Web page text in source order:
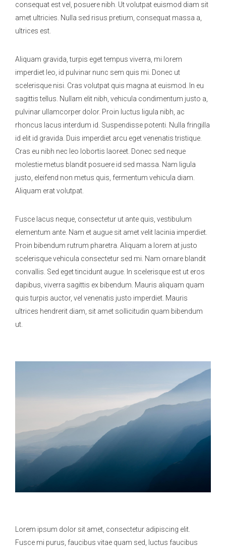
consequat est vel, posuere nibh. Ut volutpat euismod diam sit
amet ultricies. Nulla sed risus pretium, consequat massa a,
ultrices est.
Aliquam gravida, turpis eget tempus viverra, mi lorem
imperdiet leo, id pulvinar nunc sem quis mi. Donec ut
scelerisque nisi. Cras volutpat quis magna at euismod. In eu
sagittis tellus. Nullam elit nibh, vehicula condimentum justo a,
pulvinar ullamcorper dolor. Proin luctus ligula nibh, ac
rhoncus lacus interdum id. Suspendisse potenti. Nulla fringilla
id elit id gravida. Duis imperdiet arcu eget venenatis tristique.
Cras eu nibh nec leo lobortis laoreet. Donec sed neque
molestie metus blandit posuere id sed massa. Nam ligula
justo, eleifend non metus quis, fermentum vehicula diam.
Aliquam erat volutpat.
Fusce lacus neque, consectetur ut ante quis, vestibulum
elementum ante. Nam et augue sit amet velit lacinia imperdiet.
Proin bibendum rutrum pharetra. Aliquam a lorem at justo
scelerisque vehicula consectetur sed mi. Nam ornare blandit
convallis. Sed eget tincidunt augue. In scelerisque est ut eros
dapibus, viverra sagittis ex bibendum. Mauris aliquam quam
quis turpis auctor, vel venenatis justo imperdiet. Mauris
ultrices hendrerit diam, sit amet sollicitudin quam bibendum
ut.
Lorem ipsum dolor sit amet, consectetur adipiscing elit.
Fusce mi purus, faucibus vitae quam sed, luctus faucibus